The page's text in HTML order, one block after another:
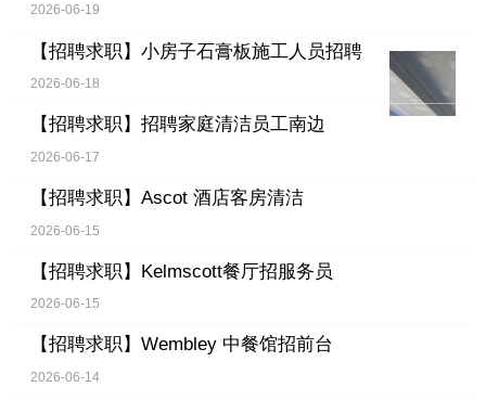
2026-06-19
【招聘求职】 小房子石膏板施工人员招聘
2026-06-18
【招聘求职】 招聘家庭清洁员工南边
2026-06-17
【招聘求职】 Ascot 酒店客房清洁
2026-06-15
【招聘求职】 Kelmscott餐厅招服务员
2026-06-15
【招聘求职】 Wembley 中餐馆招前台
2026-06-14